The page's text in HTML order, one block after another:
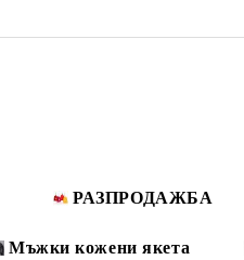
РАЗПРОДАЖБА
Мъжки кожени якета